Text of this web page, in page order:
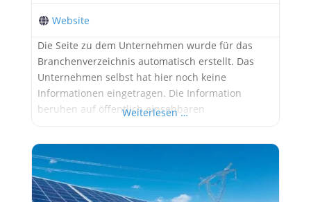
Website
Die Seite zu dem Unternehmen wurde für das
Branchenverzeichnis automatisch erstellt. Das
Unternehmen selbst hat hier noch keine
Informationen eingetragen. Die Information
beruhen auf öffentlich einsehbaren
Weiterlesen …